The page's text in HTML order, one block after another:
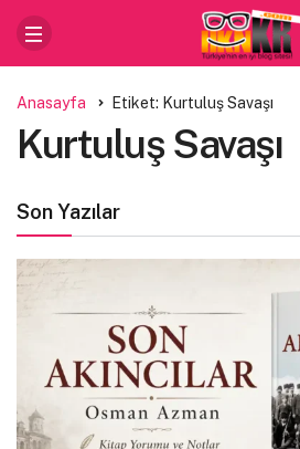
Anasayfa Etiket: Kurtuluş Savaşı
Kurtuluş Savaşı
Son Yazılar